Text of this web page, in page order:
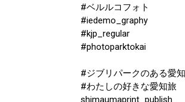
#ベルルコフォト
#iedemo_graphy
#kjp_regular
#photoparktokai
#ジブリパークのある愛知
#わたしの好きな愛知旅
shimaumaprint_publish